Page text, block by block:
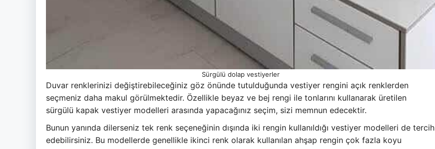
Sürgülü dolap vestiyerler
Duvar renklerinizi değiştirebileceğiniz göz önünde tutulduğunda vestiyer rengini açık renklerden
seçmeniz daha makul görülmektedir. Özellikle beyaz ve bej rengi ile tonlarını kullanarak üretilen
sürgülü kapak vestiyer modelleri arasında yapacağınız seçim, sizi memnun edecektir.
Bunun yanında dilerseniz tek renk seçeneğinin dışında iki rengin kullanıldığı vestiyer modelleri de tercih
edebilirsiniz. Bu modellerde genellikle ikinci renk olarak kullanılan ahşap rengin çok fazla koyu